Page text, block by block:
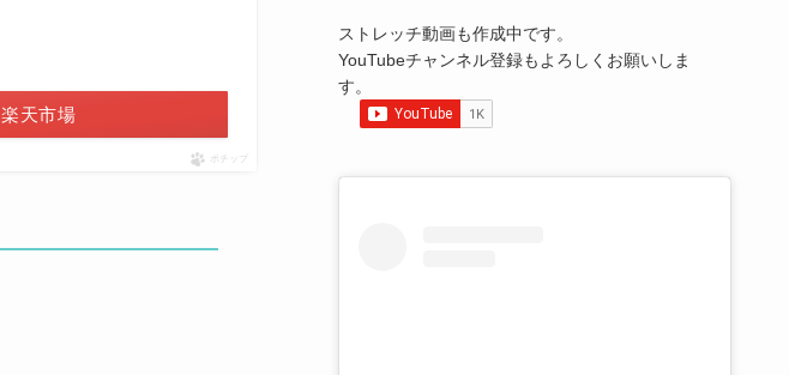
楽天市場
ポチップ
ストレッチ動画も作成中です。
YouTubeチャンネル登録もよろしくお願いしま
す。